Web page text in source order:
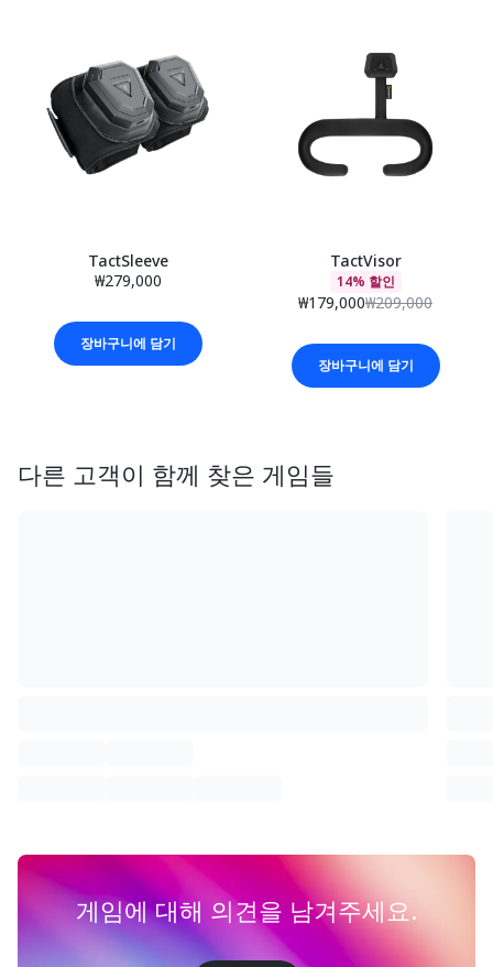
TactSleeve
₩279,000
장바구니에 담기
TactVisor
14% 할인
₩179,000₩209,000
장바구니에 담기
다른 고객이 함께 찾은 게임들
게임에 대해 의견을 남겨주세요.